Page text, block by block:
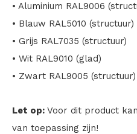
• Aluminium RAL9006
• Blauw RAL5010 (structuur)
• Grijs RAL7035 (structuur)
• Wit RAL9010 (glad)
• Zwart RAL9005 (structuur)
Let op: Voor dit product
van toepassing zijn!